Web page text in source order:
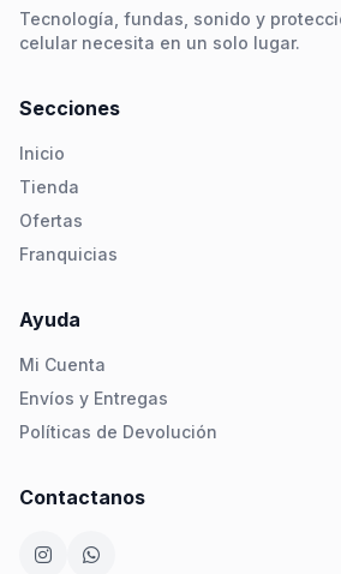
Tecnología, fundas, sonido y
celular necesita en un solo lugar.
Secciones
Inicio
Tienda
Ofertas
Franquicias
Ayuda
Mi Cuenta
Envíos y Entregas
Políticas de Devolución
Contactanos